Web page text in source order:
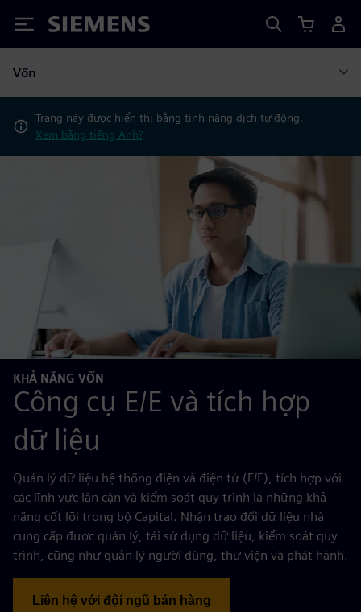
Siemens
Vốn
Trang này được hiển thị bằng tính năng dịch tự động.
Xem bằng tiếng Anh?
KHẢ NĂNG VỐN
Công cụ E/E và tích hợp
dữ liệu
Quản lý dữ liệu hệ thống điện và điện tử (E/E), tích hợp với
các lĩnh vực lân cận và kiểm soát quy trình là những khả
năng cốt lõi trong bộ Capital. Nhận trao đổi dữ liệu nhà
cung cấp được quản lý, tái sử dụng dữ liệu, kiểm soát quy
trình, cũng như quản lý người dùng, thư viện và phát hành.
Liên hệ với đội ngũ bán hàng